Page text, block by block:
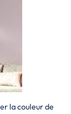
la couleur de